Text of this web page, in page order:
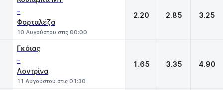
-
Φορταλέζα
10 Αυγούστου στις 00:00
2.20 2.85 3.25
Γκόιας
-
Λοντρίνα
11 Αυγούστου στις 01:30
1.65 3.35 4.90